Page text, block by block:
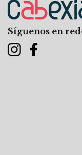
Síguenos en